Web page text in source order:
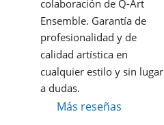
colaboración de Q-Art
Ensemble. Garantía de
profesionalidad y de
calidad artística en
cualquier estilo y sin lugar
a dudas.
Más reseñas